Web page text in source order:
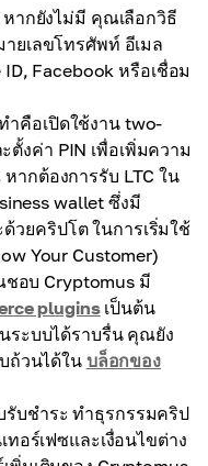
ากยังไม่มี คุณเลือกวิธี
ยเลขโทรศัพท์ อีเมล
Facebook หรือเชื่อม
คือเปิดใช้งาน two-
งค่า PIN เพื่อเพิ่มความ
ากต้องการรับ LTC ใน
wallet ซึ่งมี
วยคริปโต ในการเริ่มใช้
Your Customer)
ชอบ Cryptomus มี
pluginsเป็นต้น
ระบบได้ราบรื่น คุณยัง
ถ้วนได้ในบล็อกของ
รับชำระ ทำธุรกรรมคริป
ทอร์เฟซและเงื่อนไขต่าง